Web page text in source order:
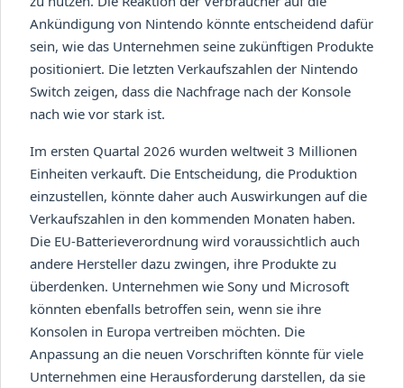
Ankündigung von Nintendo könnte entscheidend dafür
sein, wie das Unternehmen seine zukünftigen Produkte
positioniert. Die letzten Verkaufszahlen der Nintendo
Switch zeigen, dass die Nachfrage nach der Konsole
nach wie vor stark ist.
Im ersten Quartal 2026 wurden weltweit 3 Millionen
Einheiten verkauft. Die Entscheidung, die Produktion
einzustellen, könnte daher auch Auswirkungen auf die
Verkaufszahlen in den kommenden Monaten haben.
Die EU-Batterieverordnung wird voraussichtlich auch
andere Hersteller dazu zwingen, ihre Produkte zu
überdenken. Unternehmen wie Sony und Microsoft
könnten ebenfalls betroffen sein, wenn sie ihre
Konsolen in Europa vertreiben möchten. Die
Anpassung an die neuen Vorschriften könnte für viele
Unternehmen eine Herausforderung darstellen, da sie